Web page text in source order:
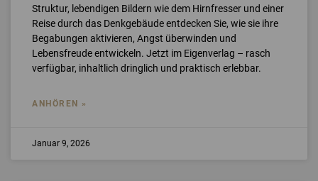
Struktur, lebendigen Bildern wie dem Hirnfresser und einer
Reise durch das Denkgebäude entdecken Sie, wie sie ihre
Begabungen aktivieren, Angst überwinden und
Lebensfreude entwickeln. Jetzt im Eigenverlag – rasch
verfügbar, inhaltlich dringlich und praktisch erlebbar.
ANHÖREN »
Januar 9, 2026